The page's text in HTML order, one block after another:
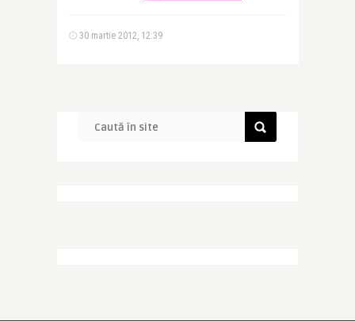
30 martie 2012, 12:39